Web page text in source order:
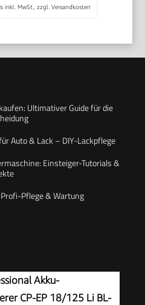
inkl. MwSt., zzgl. Versandkosten
Ultimativer Guide für die
Auto & Lack – DIY-Lackpflege
Einsteiger-Tutorials &
Pflege & Wartung
Akku-
CP-EP 18/125 Li BL-